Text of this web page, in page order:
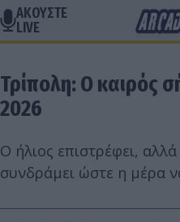
ΑΚΟΥΣΤΕ
LIVE
Τρίπολη: Ο καιρός
2026
Ο ήλιος επιστρέφει,
συνδράμει ώστε η μέρα